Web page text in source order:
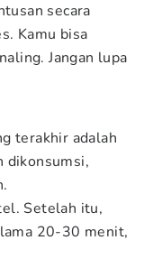
secara
Kamu bisa
Jangan lupa
terakhir adalah
dikonsumsi,
Setelah itu,
20-30 menit,